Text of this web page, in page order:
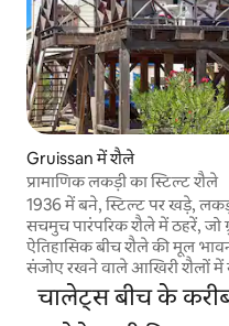
Gruissan में शैले
प्रामाणिक लकड़ी का स्टिल्ट शैले
1936 में बने, स्टिल्ट पर खड़े,
सचमुच पारंपरिक शैले में ठहरें, जो
ऐतिहासिक बीच शैले की मूल
संजोए रखने वाले आखिरी शैलों में
जगह बीच से सिर्फ़ 150 मीटर की
स्थानीय दुकानों और रेस्टोरेंट से
चालेट्स बीच के